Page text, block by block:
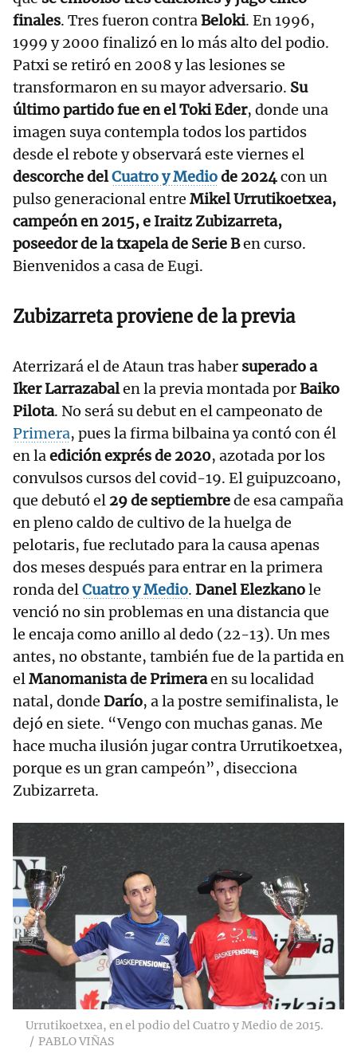
finales. Tres fueron contraBeloki. En 1996,
1999 y 2000 finalizó en lo más alto del podio.
Patxi se retiró en 2008 y las lesiones se
transformaron en su mayor adversario. Su
último partido fue en el Toki Eder, donde una
imagen suya contempla todos los partidos
desde el rebote y observará este viernes el
descorche delCuatro y Mediode 2024con un
pulso generacional entre Mikel Urrutikoetxea,
campeón en 2015, e Iraitz Zubizarreta,
poseedor de la txapela de Serie Ben curso.
Bienvenidos a casa de Eugi.
Zubizarreta proviene de la previa
Aterrizará el de Ataun tras haber superado a
Iker Larrazabalen la previa montada porBaiko
Pilota. No será su debut en el campeonato de
Primera, pues la firma bilbaina ya contó con él
en laedición exprés de 2020, azotada por los
convulsos cursos del covid-19. El guipuzcoano,
que debutó el 29 de septiembrede esa campaña
en pleno caldo de cultivo de la huelga de
pelotaris, fue reclutado para la causa apenas
dos meses después para entrar en la primera
ronda delCuatro y Medio. Danel Elezkanole
venció no sin problemas en una distancia que
le encaja como anillo al dedo (22-13). Un mes
antes, no obstante, también fue de la partida en
elManomanista de Primeraen su localidad
natal, donde Darío, a la postre semifinalista, le
dejó en siete. “Vengo con muchas ganas. Me
hace mucha ilusión jugar contra Urrutikoetxea,
porque es un gran campeón”, disecciona
Zubizarreta.
Urrutikoetxea, en el podio del Cuatro y Medio de 2015.
PABLO VIÑAS